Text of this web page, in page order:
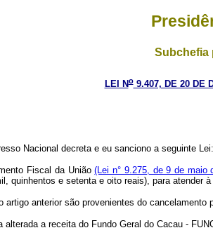
Subchefia
LEI No9.407, DE 20 DE
Nacional decreta e eu sanciono a seguinte Lei:
Fiscal da União(Lei n° 9.275, de 9 de maio
quinhentos e setenta e oito reais), para atender
anterior são provenientes do
a receita do Fundo Geral do Cacau -